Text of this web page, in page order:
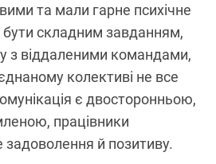
та мали гарне психічне
складним завданням,
з віддаленими командами,
колективі не все
є двосторонньою,
працівники
задоволення й позитиву.